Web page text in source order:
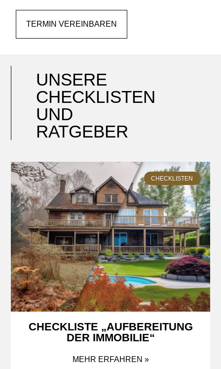
TERMIN VEREINBAREN
UNSERE
CHECKLISTEN
UND
RATGEBER
CHECKLISTEN
CHECKLISTE „AUFBEREITUNG
DER IMMOBILIE“
MEHR ERFAHREN »